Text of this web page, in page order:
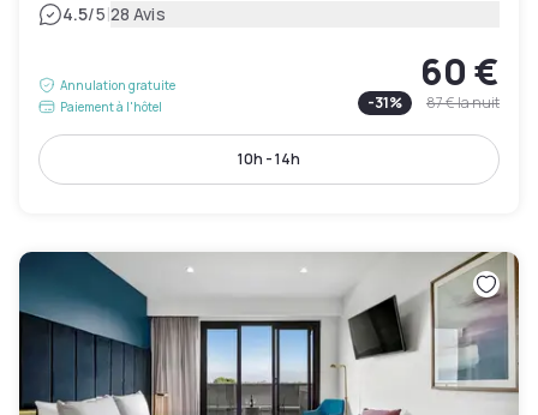
4.5/5|28 Avis
Annulation gratuite
Paiement à l'hôtel
60 €
-31% 87 €la nuit
10h - 14h